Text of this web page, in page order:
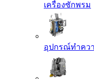
เครื่องซักพรม
อุปกรณ์ทำคว